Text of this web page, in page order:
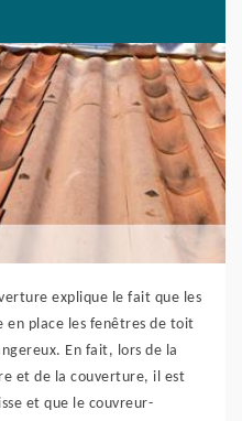
explique le fait que les
place les fenêtres de toit
En fait, lors de la
et de la couverture, il est
et que le couvreur-